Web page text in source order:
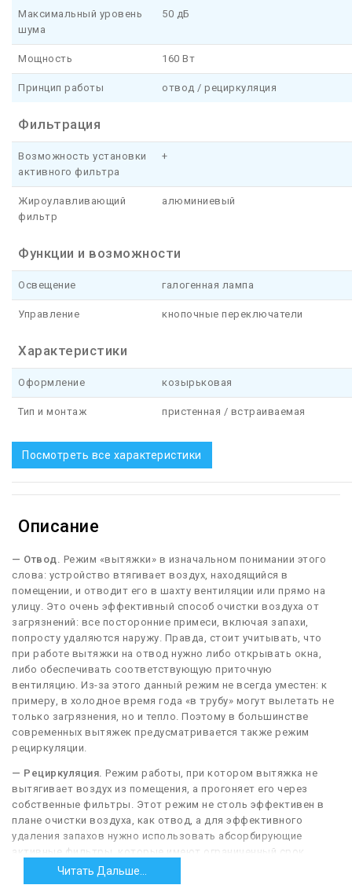
Максимальный уровень
шума
50 дБ
Мощность 160 Вт
Принцип работы отвод / рециркуляция
Фильтрация
Возможность установки
активного фильтра
+
Жироулавливающий
фильтр
алюминиевый
Функции и возможности
Освещение галогенная лампа
Управление кнопочные переключатели
Характеристики
Оформление козырьковая
Тип и монтаж пристенная / встраиваемая
Посмотреть все характеристики
Описание
— Отвод. Режим «вытяжки» в изначальном понимании этого
слова: устройство втягивает воздух, находящийся в
помещении, и отводит его в шахту вентиляции или прямо на
улицу. Это очень эффективный способ очистки воздуха от
загрязнений: все посторонние примеси, включая запахи,
попросту удаляются наружу. Правда, стоит учитывать, что
при работе вытяжки на отвод нужно либо открывать окна,
либо обеспечивать соответствующую приточную
вентиляцию. Из-за этого данный режим не всегда уместен: к
примеру, в холодное время года «в трубу» могут вылетать не
только загрязнения, но и тепло. Поэтому в большинстве
современных вытяжек предусматривается также режим
рециркуляции.
— Рециркуляция. Режим работы, при котором вытяжка не
вытягивает воздух из помещения, а прогоняет его через
собственные фильтры. Этот режим не столь эффективен в
плане очистки воздуха, как отвод, а для эффективного
удаления запахов нужно использовать абсорбирующие
активные фильтры, которые имеют ограниченный срок
службы. С другой стороны, рециркуляция не требует
Читать Дальше...